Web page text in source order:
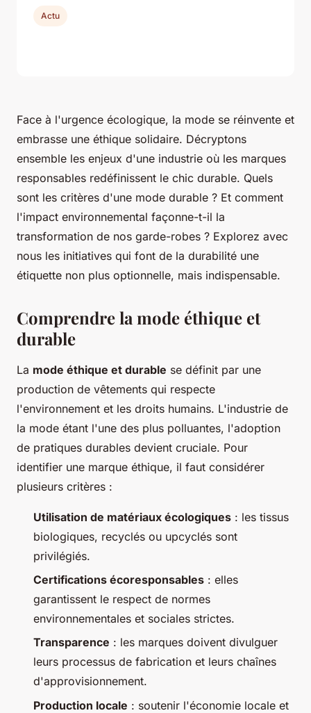
Face à l'urgence écologique, la mode se réinvente et
embrasse une éthique solidaire. Décryptons
ensemble les enjeux d'une industrie où les marques
responsables redéfinissent le chic durable. Quels
sont les critères d'une mode durable ? Et comment
l'impact environnemental façonne-t-il la
transformation de nos garde-robes ? Explorez avec
nous les initiatives qui font de la durabilité une
étiquette non plus optionnelle, mais indispensable.
Comprendre la mode éthique et
durable
La mode éthique et durable se définit par une
production de vêtements qui respecte
l'environnement et les droits humains. L'industrie de
la mode étant l'une des plus polluantes, l'adoption
de pratiques durables devient cruciale. Pour
identifier une marque éthique, il faut considérer
plusieurs critères :
Utilisation de matériaux écologiques : les tissus
biologiques, recyclés ou upcyclés sont
privilégiés.
Certifications écoresponsables : elles
garantissent le respect de normes
environnementales et sociales strictes.
Transparence : les marques doivent divulguer
leurs processus de fabrication et leurs chaînes
d'approvisionnement.
Production locale : soutenir l'économie locale et
Actu